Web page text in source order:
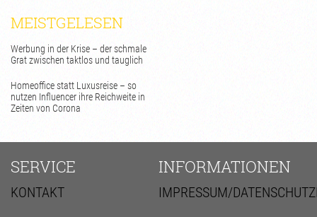
MEISTGELESEN
Werbung in der Krise – der schmale
Grat zwischen taktlos und tauglich
Homeoffice statt Luxusreise – so
nutzen Influencer ihre Reichweite in
Zeiten von Corona
SERVICE
KONTAKT
INFORMATIONEN
IMPRESSUM/